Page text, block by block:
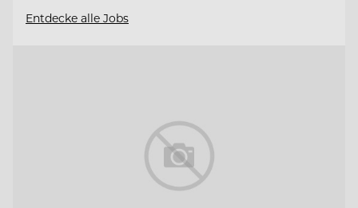
Entdecke alle Jobs